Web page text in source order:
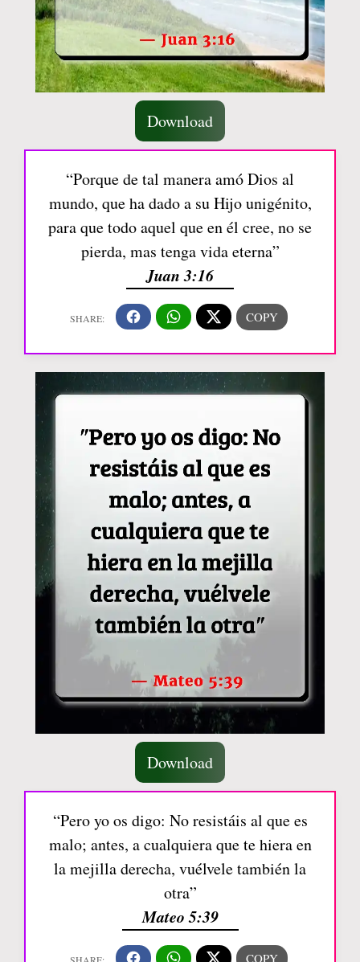
Download
“Porque de tal manera amó Dios al
mundo, que ha dado a su Hijo unigénito,
para que todo aquel que en él cree, no se
pierda, mas tenga vida eterna”
Juan 3:16
Download
“Pero yo os digo: No resistáis al que es
malo; antes, a cualquiera que te hiera en
la mejilla derecha, vuélvele también la
otra”
Mateo 5:39